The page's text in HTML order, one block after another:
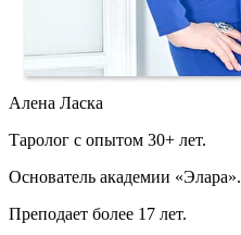
Алена Ласка
Таролог с опытом 30+ лет.
Основатель академии «Элара».
Преподает более 17 лет.